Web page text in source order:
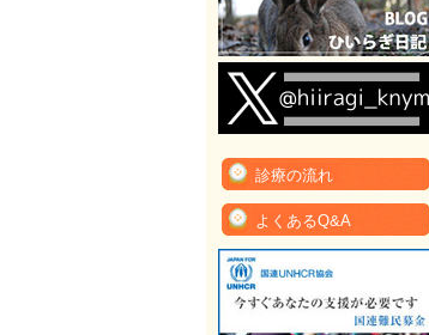
診療の流れ
よくあるQ&A